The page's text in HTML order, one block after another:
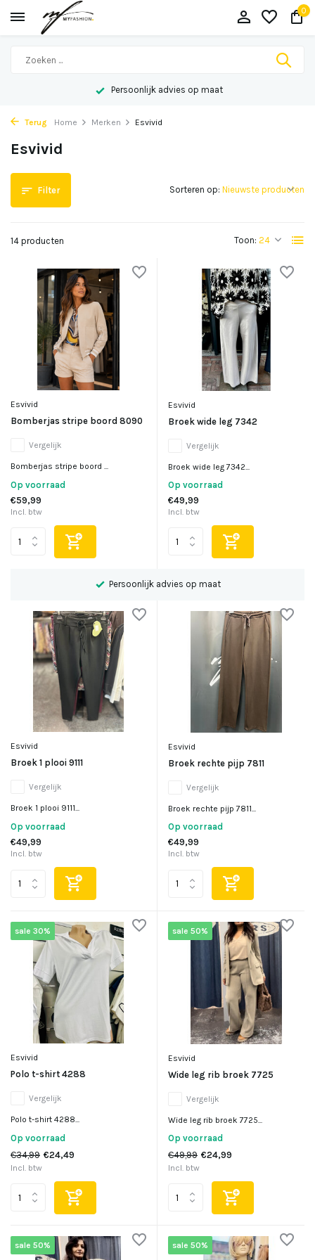
0
Persoonlijk advies op maat
Terug Home Merken Esvivid
Esvivid
Filter
14 producten Toon:
Sorteren op:
Esvivid
Bomberjas stripe boord 8090
Vergelijk
Bomberjas stripe boord ...
Op voorraad
€59,99
Incl. btw
Esvivid
Broek wide leg 7342
Vergelijk
Broek wide leg 7342...
Op voorraad
€49,99
Incl. btw
Persoonlijk advies op maat
Esvivid
Broek 1 plooi 9111
Vergelijk
Broek 1 plooi 9111...
Op voorraad
€49,99
Incl. btw
Esvivid
Broek rechte pijp 7811
Vergelijk
Broek rechte pijp 7811...
Op voorraad
€49,99
Incl. btw
sale 30%
Esvivid
Polo t-shirt 4288
Vergelijk
Polo t-shirt 4288...
Op voorraad
€34,99 €24,49
Incl. btw
sale 50%
Esvivid
Wide leg rib broek 7725
Vergelijk
Wide leg rib broek 7725...
Op voorraad
€49,99 €24,99
Incl. btw
sale 50% sale 50%